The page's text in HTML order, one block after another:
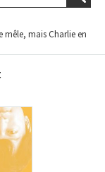
mêle, mais Charlie en